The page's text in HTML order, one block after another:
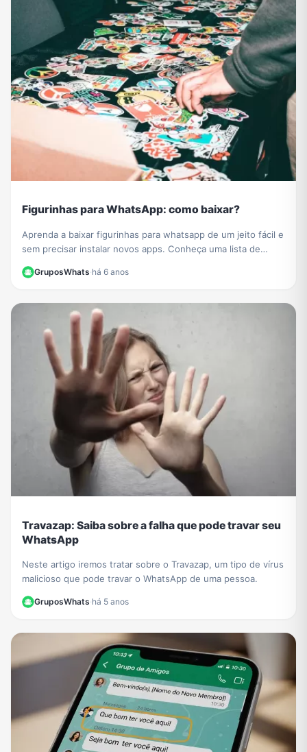
Figurinhas para WhatsApp: como baixar?
Aprenda a baixar figurinhas para whatsapp de um jeito fácil e
sem precisar instalar novos apps. Conheça uma lista de
stickers para compartilhar com todos os seus contatos.
GruposWhats·há 6 anos
Travazap: Saiba sobre a falha que pode travar seu
WhatsApp
Neste artigo iremos tratar sobre o Travazap, um tipo de vírus
malicioso que pode travar o WhatsApp de uma pessoa.
GruposWhats·há 5 anos